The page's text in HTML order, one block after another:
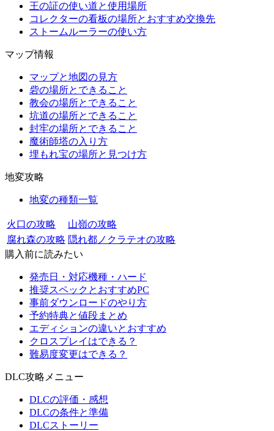
王の証の使い道と使用場所
コレクターの看板の場所とおすすめ交換先
ストームルーラーの使い方
マップ情報
マップと地図の見方
砦の場所とできること
教会の場所とできること
坑道の場所とできること
封牢の場所とできること
魔術師塔の入り方
埋もれ宝の場所と見つけ方
地変攻略
地変の種類一覧
火口の攻略
山嶺の攻略
腐れ森の攻略 隠れ都ノクラテオの攻略
購入前に読みたい
発売日・対応機種・ハード
推奨スペックとおすすめPC
事前ダウンロードのやり方
予約特典と値段まとめ
エディションの違いとおすすめ
クロスプレイはできる？
難易度変更はできる？
DLC攻略メニュー
DLCの評価・感想
DLCの条件と準備
DLCストーリー